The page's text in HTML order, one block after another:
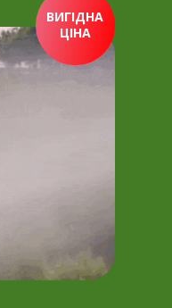
ВИГІДНА
ЦІНА